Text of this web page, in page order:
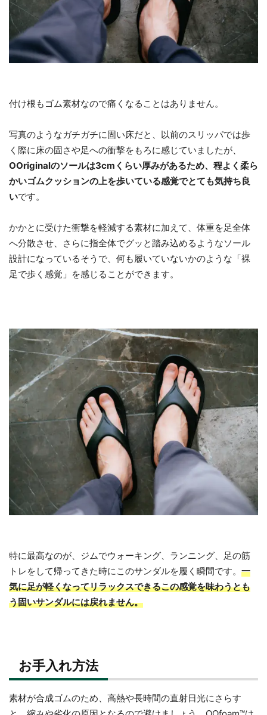
付け根もゴム素材なので痛くなることはありません。
写真のようなガチガチに固い床だと、以前のスリッパでは歩
く際に床の固さや足への衝撃をもろに感じていましたが、
OOriginalのソールは3cmくらい厚みがあるため、程よく柔ら
かいゴムクッションの上を歩いている感覚でとても気持ち良
いです。
かかとに受けた衝撃を軽減する素材に加えて、体重を足全体
へ分散させ、さらに指全体でグッと踏み込めるようなソール
設計になっているそうで、何も履いていないかのような「裸
足で歩く感覚」を感じることができます。
特に最高なのが、ジムでウォーキング、ランニング、足の筋
トレをして帰ってきた時にこのサンダルを履く瞬間です。 一
気に足が軽くなってリラックスできるこの感覚を味わうとも
う固いサンダルには戻れません。
お手入れ方法
素材が合成ゴムのため、高熱や長時間の直射日光にさらす